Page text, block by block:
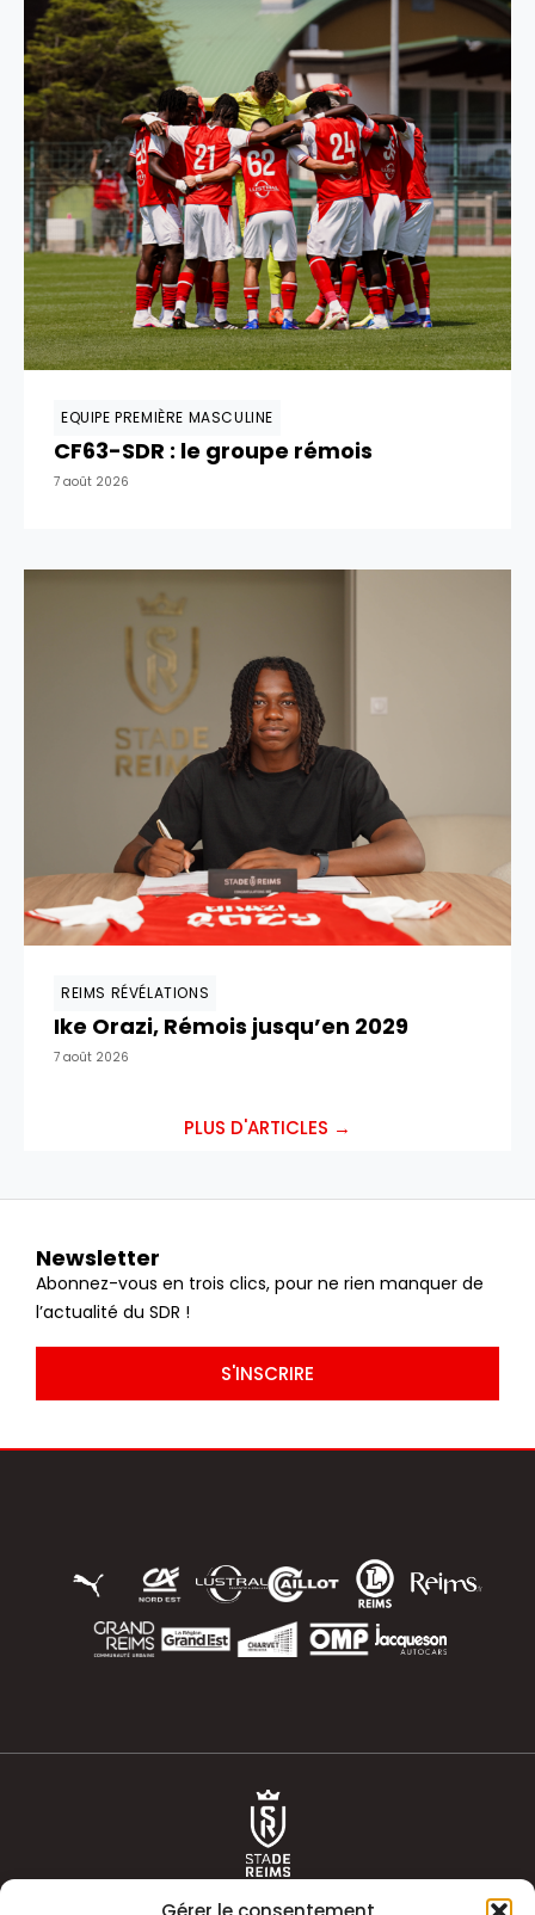
EQUIPE PREMIÈRE MASCULINE
CF63-SDR : le groupe rémois
7 août 2026
REIMS RÉVÉLATIONS
Ike Orazi, Rémois jusqu’en 2029
7 août 2026
PLUS D'ARTICLES →
Newsletter
Abonnez-vous en trois clics, pour ne rien manquer de
l’actualité du SDR !
S'INSCRIRE